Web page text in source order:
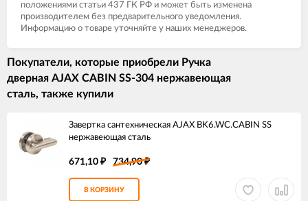
положениями статьи 437 ГК РФ и может быть изменена
производителем без предварительного уведомления.
Информацию о товаре уточняйте у наших менеджеров.
Покупатели, которые приобрели Ручка
дверная AJAX CABIN SS-304 нержавеющая
сталь, также купили
Завертка сантехническая AJAX BK6.WC.CABIN SS
нержавеющая сталь
671,10 ₽ 734,90₽
В КОРЗИНУ